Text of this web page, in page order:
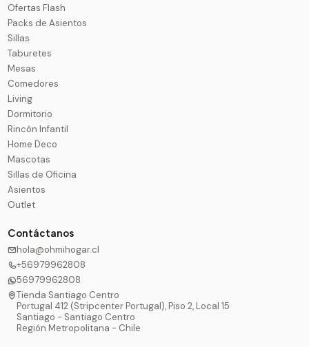
Ofertas Flash
Packs de Asientos
Sillas
Taburetes
Mesas
Comedores
Living
Dormitorio
Rincón Infantil
Home Deco
Mascotas
Sillas de Oficina
Asientos
Outlet
Contáctanos
hola@ohmihogar.cl
+56979962808
56979962808
Tienda Santiago Centro
Portugal 412 (Stripcenter Portugal), Piso 2, Local 15
Santiago - Santiago Centro
Región Metropolitana - Chile